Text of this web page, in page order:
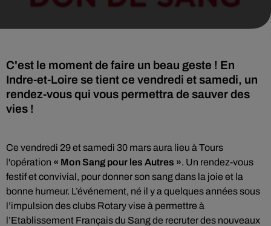
C'est le moment de faire un beau geste ! En
Indre-et-Loire se tient ce vendredi et samedi, un
rendez-vous qui vous permettra de sauver des
vies !
Ce vendredi 29 et samedi 30 mars aura lieu à Tours
l'opération « Mon Sang pour les Autres ». Un rendez-vous
festif et convivial, pour donner son sang dans la joie et la
bonne humeur. L’événement, né il y a quelques années sous
l’impulsion des clubs Rotary vise à permettre à
l’Etablissement Français du Sang de recruter des nouveaux